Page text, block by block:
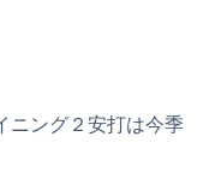
ニング２安打は今季